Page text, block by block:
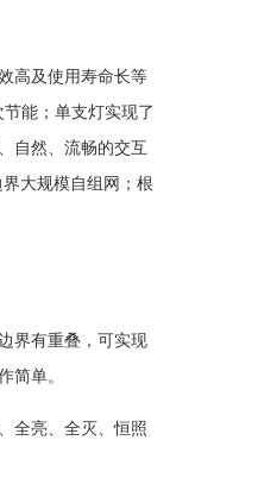
高及使用寿命长等
能；单支灯实现了
自然、流畅的交互
大规模自组网；根
界有重叠，可实现
简单。
全亮、全灭、恒照